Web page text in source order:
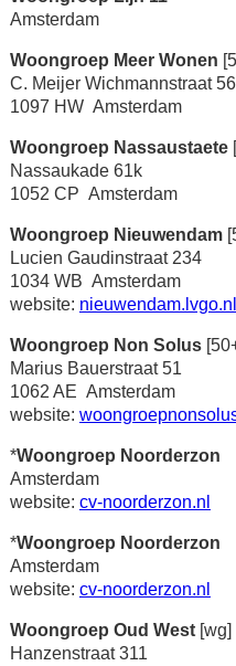
Amsterdam
Woongroep Meer Wonen
C. Meijer Wichmannstraat 56
1097 HW Amsterdam
Woongroep Nassaustaete
Nassaukade 61k
1052 CP Amsterdam
Woongroep Nieuwendam
Lucien Gaudinstraat 234
1034 WB Amsterdam
website: nieuwendam.lvgo.nl
Woongroep Non Solus
Marius Bauerstraat 51
1062 AE Amsterdam
website:
*Woongroep Noorderzon
Amsterdam
website: cv-noorderzon.nl
*Woongroep Noorderzon
Amsterdam
website: cv-noorderzon.nl
Woongroep Oud West[wg]
Hanzenstraat 311